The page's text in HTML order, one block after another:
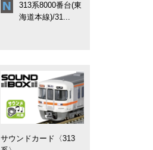
313系8000番台(東
海道本線)/31...
サウンドカード〈313